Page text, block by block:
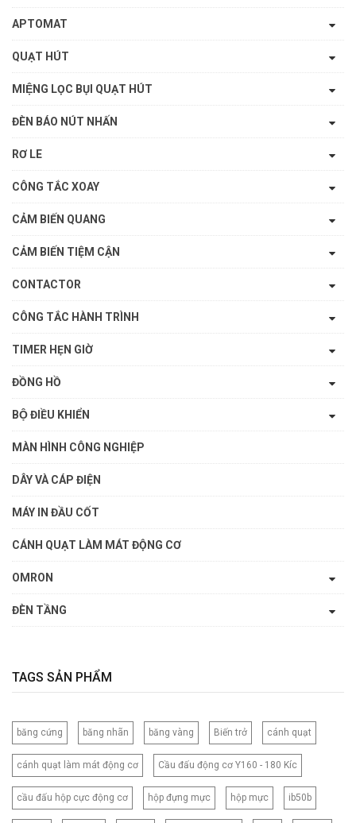
APTOMAT
QUẠT HÚT
MIỆNG LỌC BỤI QUẠT HÚT
ĐÈN BÁO NÚT NHẤN
RƠ LE
CÔNG TẮC XOAY
CẢM BIẾN QUANG
CẢM BIẾN TIỆM CẬN
CONTACTOR
CÔNG TẮC HÀNH TRÌNH
TIMER HẸN GIỜ
ĐỒNG HỒ
BỘ ĐIỀU KHIỂN
MÀN HÌNH CÔNG NGHIỆP
DÂY VÀ CÁP ĐIỆN
MÁY IN ĐẦU CỐT
CÁNH QUẠT LÀM MÁT ĐỘNG CƠ
OMRON
ĐÈN TẦNG
TAGS SẢN PHẨM
băng cứng băng nhãn băng vàng Biến trở cánh quạt
cánh quạt làm mát động cơ Cầu đấu động cơ Y160 - 180 Kíc
cầu đấu hộp cực động cơ hộp đựng mực hộp mực ib50b